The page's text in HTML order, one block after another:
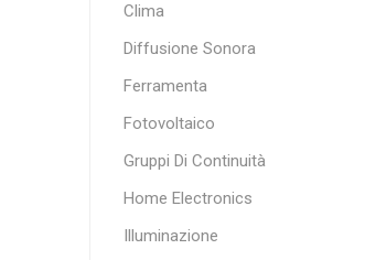
Clima
Diffusione Sonora
Ferramenta
Fotovoltaico
Gruppi Di Continuità
Home Electronics
Illuminazione